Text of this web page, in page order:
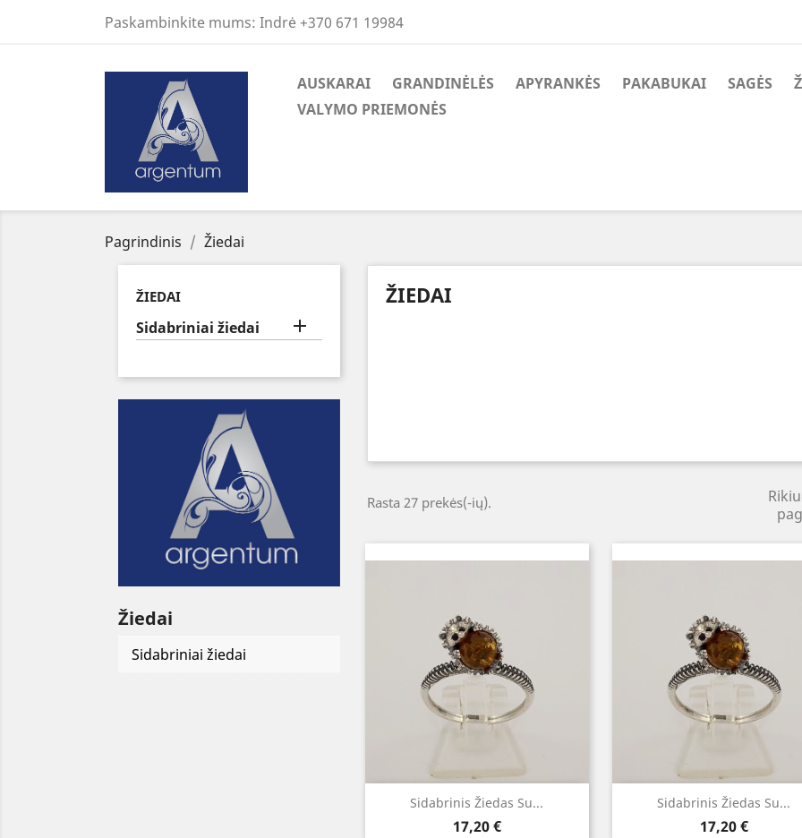
Paskambinkite mums: Indrė +370 671 19984
AUSKARAI GRANDINĖLĖS APYRANKĖS PAKABUKAI SAGĖS
VALYMO PRIEMONĖS
Pagrindinis Žiedai
ŽIEDAI
Sidabriniai žiedai 
Žiedai
Sidabriniai žiedai
ŽIEDAI
Rasta 27 prekės(-ių).
Sidabrinis Žiedas Su...
Kaina
17,20 €
Greita peržiūra Sidabrinis Žiedas Su...
Kaina
17,20 €
Greita peržiūra